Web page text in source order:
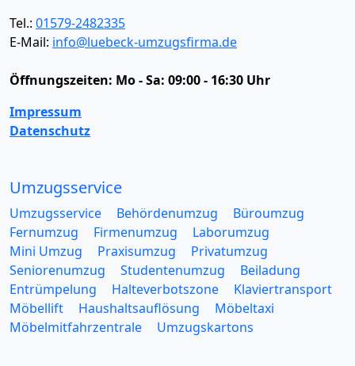
Tel.: 01579-2482335
E-Mail: info@luebeck-umzugsfirma.de
Öffnungszeiten: Mo - Sa: 09:00 - 16:30 Uhr
Impressum
Datenschutz
Umzugsservice
Umzugsservice Behördenumzug
Büroumzug
Fernumzug
Firmenumzug
Laborumzug
Mini Umzug
Praxisumzug
Privatumzug
Seniorenumzug
Studentenumzug
Beiladung
Entrümpelung
Halteverbotszone
Klaviertransport
Möbellift
Haushaltsauflösung
Möbeltaxi
Möbelmitfahrzentrale
Umzugskartons